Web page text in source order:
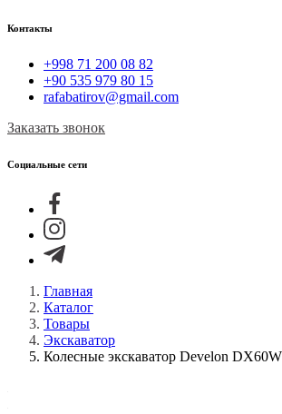
Контакты
+998 71 200 08 82
+90 535 979 80 15
rafabatirov@gmail.com
Заказать звонок
Социальные сети
Главная
Каталог
Товары
Экскаватор
Колесные экскаватор Develon